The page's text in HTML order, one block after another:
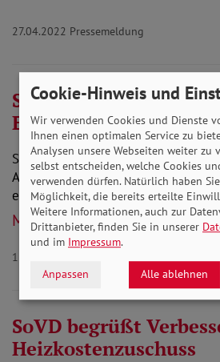
27.04.2022 Pressemeldung
SoVD begrüßt
SoVD-Präsident Adolf Bauer: „Um
Angleichung aller
erreichen, sind nach
Mehr lesen
13.04.2022
SoVD begrüßt
Heizkostenzuschuss
Cookie-Hinweis und
Wir verwenden Cookies und Dienste
Ihnen einen optimalen Service zu
Analysen unsere Webseiten weiter zu
selbst entscheiden, welche Cookies
verwenden dürfen. Natürlich haben
Möglichkeit, die bereits erteilte
Weitere Informationen, auch zur
Drittanbieter, finden Sie in unserer
und im Impressum.
Anpassen Alle ablehnen